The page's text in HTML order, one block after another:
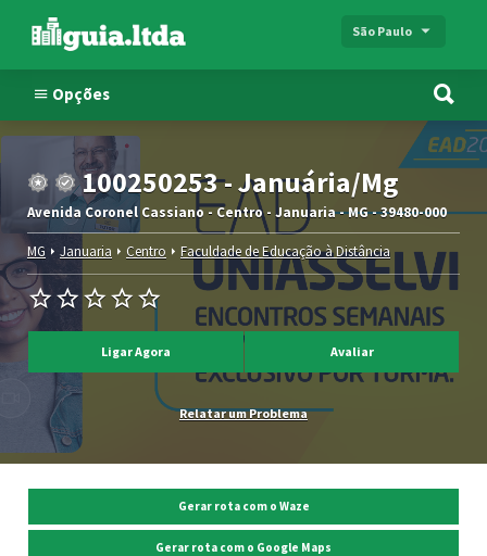
São Paulo
Opções
100250253 - Januária/Mg
Avenida Coronel Cassiano - Centro - Januaria - MG - 39480-000
MG Januaria Centro Faculdade de Educação à Distância
Ligar Agora Avaliar
Relatar um Problema
Gerar rota com o Waze
Gerar rota com o Google Maps